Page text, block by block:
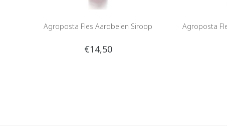
Agroposta Fles Aardbeien Siroop
€14,50
Agroposta